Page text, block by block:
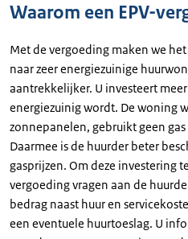
Waarom een EPV-
Met de vergoeding maken we
naar zeer energiezuinige
aantrekkelijker. U investeert
energiezuinig wordt. De woning
zonnepanelen, gebruikt geen
Daarmee is de huurder beter
gasprijzen. Om deze investering
vergoeding vragen aan de
bedrag naast huur en
een eventuele huurtoeslag. U